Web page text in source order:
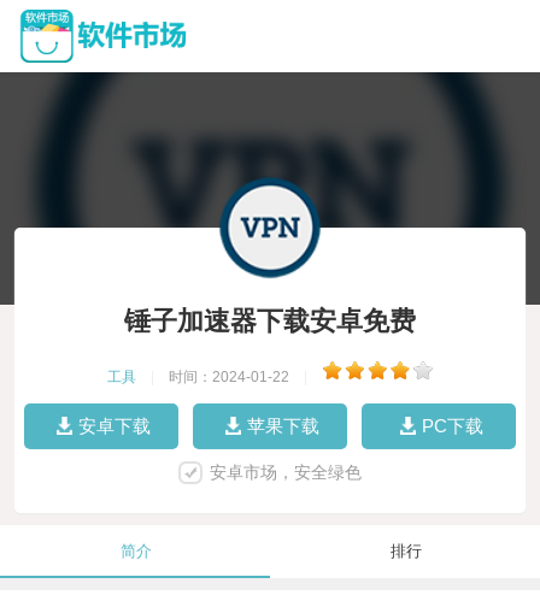
锤子加速器下载安卓免费
工具 时间：2024-01-22
安卓下载 苹果下载 PC下载
安卓市场，安全绿色
简介 排行